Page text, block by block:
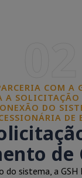
COM A
A
DO
DE
de
do sistema, a